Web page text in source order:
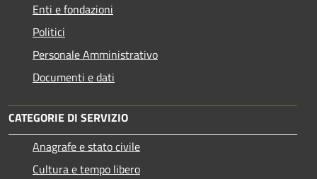
Enti e fondazioni
Politici
Personale Amministrativo
Documenti e dati
CATEGORIE DI SERVIZIO
Anagrafe e stato civile
Cultura e tempo libero